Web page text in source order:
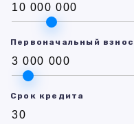
Первоначальный взнос
Срок кредита